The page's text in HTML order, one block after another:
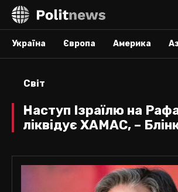
Україна Європа Америка
Світ
Наступ Ізраїлю на
ліквідує ХАМАС, –